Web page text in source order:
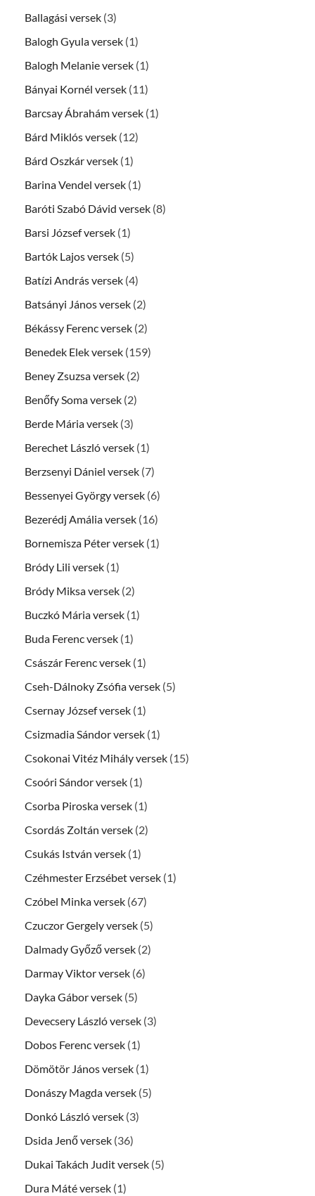
Ballagási versek (3)
Balogh Gyula versek (1)
Balogh Melanie versek (1)
Bányai Kornél versek (11)
Barcsay Ábrahám versek (1)
Bárd Miklós versek (12)
Bárd Oszkár versek (1)
Barina Vendel versek (1)
Baróti Szabó Dávid versek (8)
Barsi József versek (1)
Bartók Lajos versek (5)
Batízi András versek (4)
Batsányi János versek (2)
Békássy Ferenc versek (2)
Benedek Elek versek (159)
Beney Zsuzsa versek (2)
Benőfy Soma versek (2)
Berde Mária versek (3)
Berechet László versek (1)
Berzsenyi Dániel versek (7)
Bessenyei György versek (6)
Bezerédj Amália versek (16)
Bornemisza Péter versek (1)
Bródy Lili versek (1)
Bródy Miksa versek (2)
Buczkó Mária versek (1)
Buda Ferenc versek (1)
Császár Ferenc versek (1)
Cseh-Dálnoky Zsófia versek (5)
Csernay József versek (1)
Csizmadia Sándor versek (1)
Csokonai Vitéz Mihály versek (15)
Csoóri Sándor versek (1)
Csorba Piroska versek (1)
Csordás Zoltán versek (2)
Csukás István versek (1)
Czéhmester Erzsébet versek (1)
Czóbel Minka versek (67)
Czuczor Gergely versek (5)
Dalmady Győző versek (2)
Darmay Viktor versek (6)
Dayka Gábor versek (5)
Devecsery László versek (3)
Dobos Ferenc versek (1)
Dömötör János versek (1)
Donászy Magda versek (5)
Donkó László versek (3)
Dsida Jenő versek (36)
Dukai Takách Judit versek (5)
Dura Máté versek (1)